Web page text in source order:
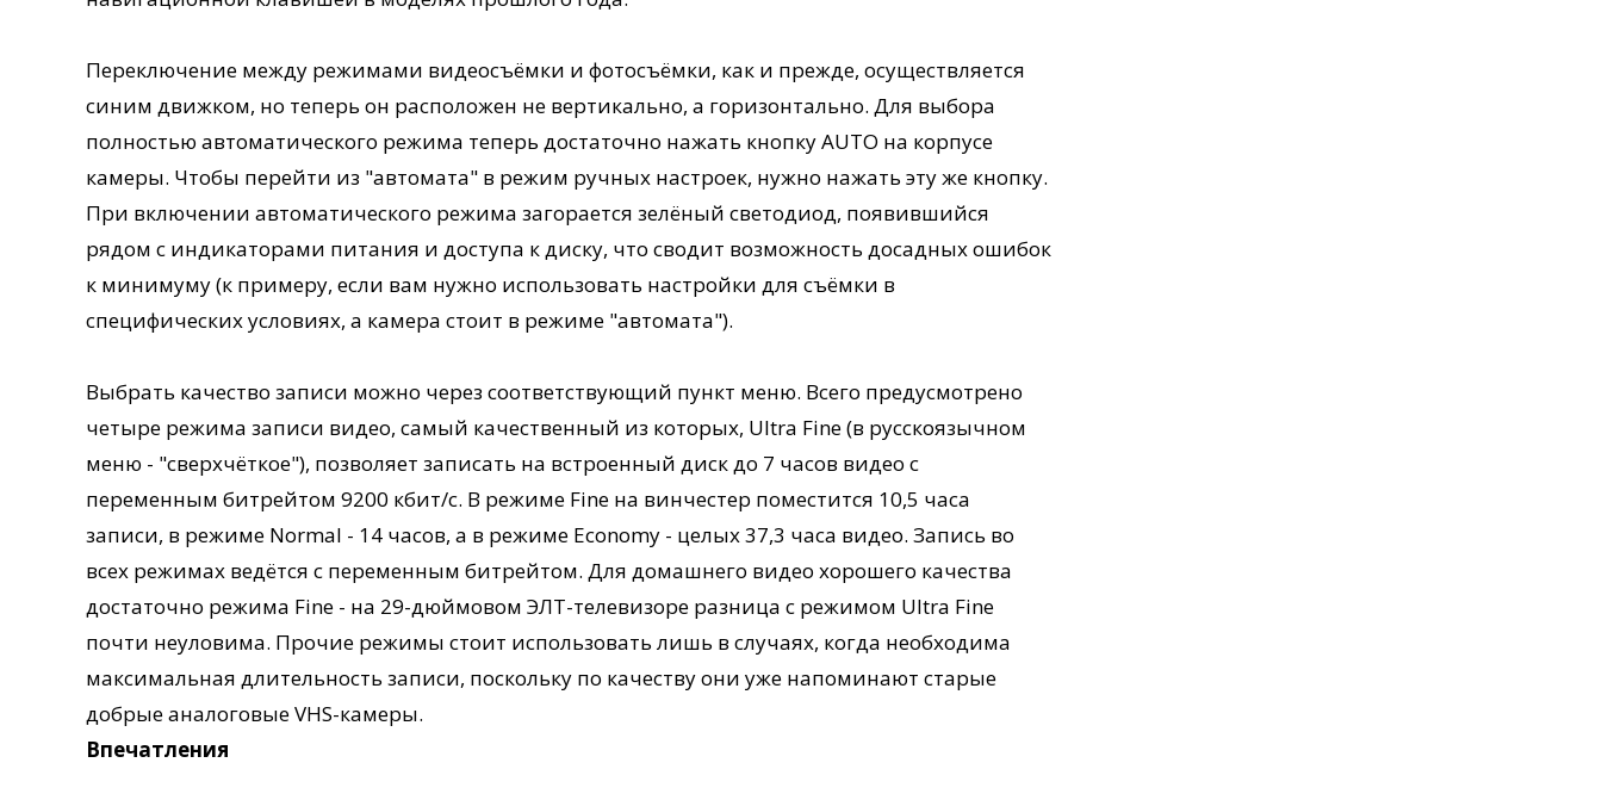
Переключение между режимами видеосъёмки и фотосъёмки, как и прежде, осуществляется
синим движком, но теперь он расположен не вертикально, а горизонтально. Для выбора
полностью автоматического режима теперь достаточно нажать кнопку AUTO на корпусе
камеры. Чтобы перейти из "автомата" в режим ручных настроек, нужно нажать эту же кнопку.
При включении автоматического режима загорается зелёный светодиод, появившийся
рядом с индикаторами питания и доступа к диску, что сводит возможность досадных ошибок
к минимуму (к примеру, если вам нужно использовать настройки для съёмки в
специфических условиях, а камера стоит в режиме "автомата").
Выбрать качество записи можно через соответствующий пункт меню. Всего предусмотрено
четыре режима записи видео, самый качественный из которых, Ultra Fine (в русскоязычном
меню - "сверхчёткое"), позволяет записать на встроенный диск до 7 часов видео с
переменным битрейтом 9200 кбит/с. В режиме Fine на винчестер поместится 10,5 часа
записи, в режиме Normal - 14 часов, а в режиме Economy - целых 37,3 часа видео. Запись во
всех режимах ведётся с переменным битрейтом. Для домашнего видео хорошего качества
достаточно режима Fine - на 29-дюймовом ЭЛТ-телевизоре разница с режимом Ultra Fine
почти неуловима. Прочие режимы стоит использовать лишь в случаях, когда необходима
максимальная длительность записи, поскольку по качеству они уже напоминают старые
добрые аналоговые VHS-камеры.
Впечатления